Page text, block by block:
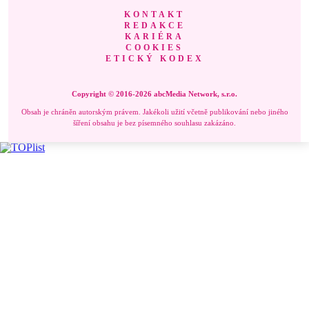
KONTAKT
REDAKCE
KARIÉRA
COOKIES
ETICKÝ KODEX
Copyright © 2016-2026 abcMedia Network, s.r.o.
Obsah je chráněn autorským právem. Jakékoli užití včetně publikování nebo jiného
šíření obsahu je bez písemného souhlasu zakázáno.